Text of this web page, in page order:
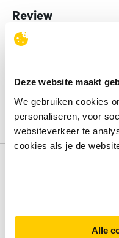
Deze website maakt
We gebruiken cookies
personaliseren, voor
websiteverkeer te
cookies als je de
Alle
Review
Beoordelingen binnenkort
Deel je ervaring met het
review.
Schrijf een review
Alternatieven